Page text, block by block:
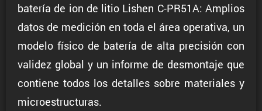
batería de ion de litio Lishen C-PR51A: Amplios
datos de medición en toda el área operativa, un
modelo físico de batería de alta precisión con
validez global y un informe de desmontaje que
contiene todos los detalles sobre materiales y
microestructuras.